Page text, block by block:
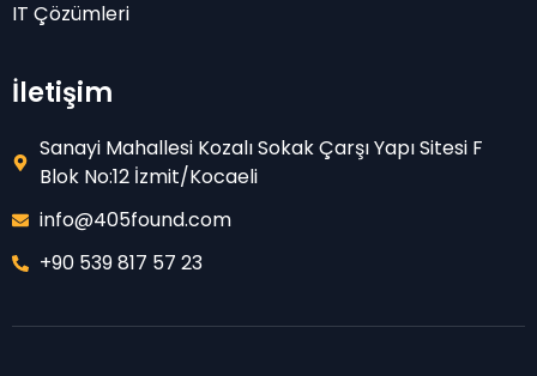
IT Çözümleri
İletişim
Sanayi Mahallesi Kozalı Sokak Çarşı Yapı Sitesi F
Blok No:12 İzmit/Kocaeli
info@405found.com
+90 539 817 57 23